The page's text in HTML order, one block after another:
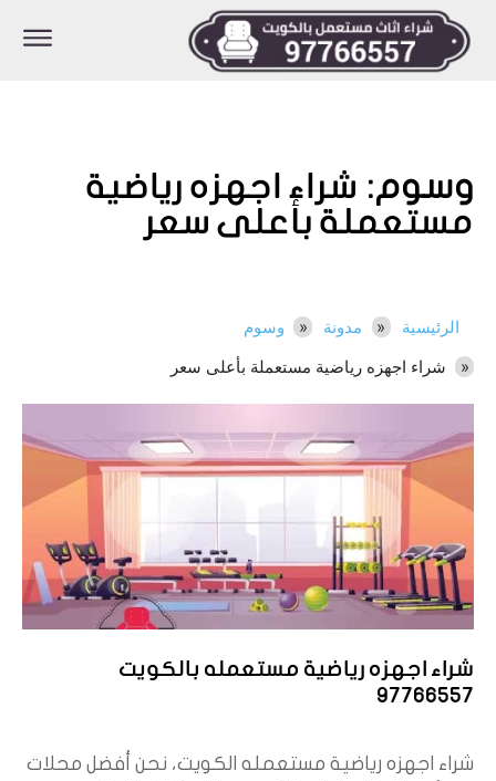
وسوم: شراء اجهزه رياضية
مستعملة بأعلى سعر
الرئيسية مدونة
وسوم
شراء اجهزه رياضية مستعملة بأعلى سعر
شراء اجهزه رياضية مستعمله بالكويت
97766557
شراء اجهزه رياضية مستعمله الكويت، نحن أفضل محلات